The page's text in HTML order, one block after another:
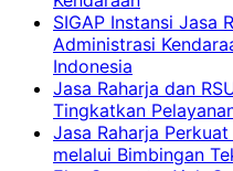
SIGAP Instansi Jasa
Administrasi
Indonesia
Jasa Raharja dan
Tingkatkan
Jasa Raharja
melalui Bimbingan